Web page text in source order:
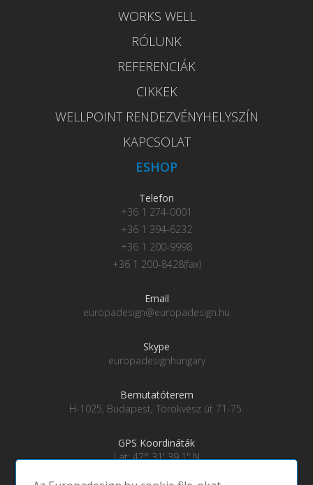
WORKS WELL
RÓLUNK
REFERENCIÁK
CIKKEK
WELLPOINT RENDEZVÉNYHELYSZÍN
KAPCSOLAT
ESHOP
Telefon
+36 1 274-0001
+36 1 394-6232
+36 1 200-9998
+36 1 200-8428(fax)
Email
europadesign@europadesign.hu
Skype
europadesignhungary
Bemutatóterem
H-1025, Budapest, Törökvész út 71-75.
GPS Koordináták
Lat: 47° 31' 39.1" N